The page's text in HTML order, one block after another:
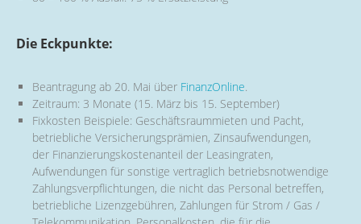
Die Eckpunkte:
Beantragung ab 20. Mai über FinanzOnline.
Zeitraum: 3 Monate (15. März bis 15. September)
Fixkosten Beispiele: Geschäftsraummieten und Pacht,
betriebliche Versicherungsprämien, Zinsaufwendungen,
der Finanzierungskostenanteil der Leasingraten,
Aufwendungen für sonstige vertraglich betriebsnotwendige
Zahlungsverpflichtungen, die nicht das Personal betreffen,
betriebliche Lizenzgebühren, Zahlungen für Strom / Gas /